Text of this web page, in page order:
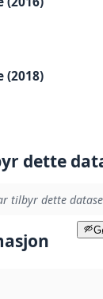
(2018)
dette
tilbyr dette